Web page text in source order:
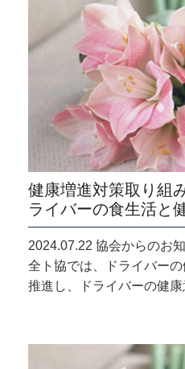
健康増進対策取り組
ライバーの食生活と
2024.07.22 協会からのお
全ト協では、ドライバー
推進し、ドライバーの健